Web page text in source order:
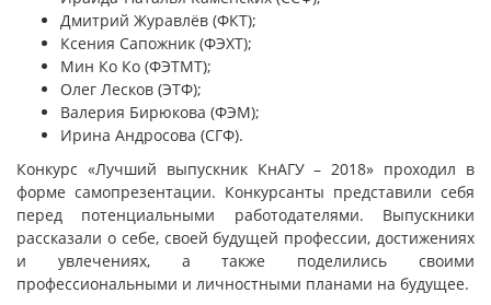
Дмитрий Журавлёв (ФКТ);
Ксения Сапожник (ФЭХТ);
Мин Ко Ко (ФЭТМТ);
Олег Лесков (ЭТФ);
Валерия Бирюкова (ФЭМ);
Ирина Андросова (СГФ).
Конкурс «Лучший выпускник КнАГУ – 2018» проходил в
форме самопрезентации. Конкурсанты представили себя
перед потенциальными работодателями. Выпускники
рассказали о себе, своей будущей профессии, достижениях
и увлечениях, а также поделились своими
профессиональными и личностными планами на будущее.